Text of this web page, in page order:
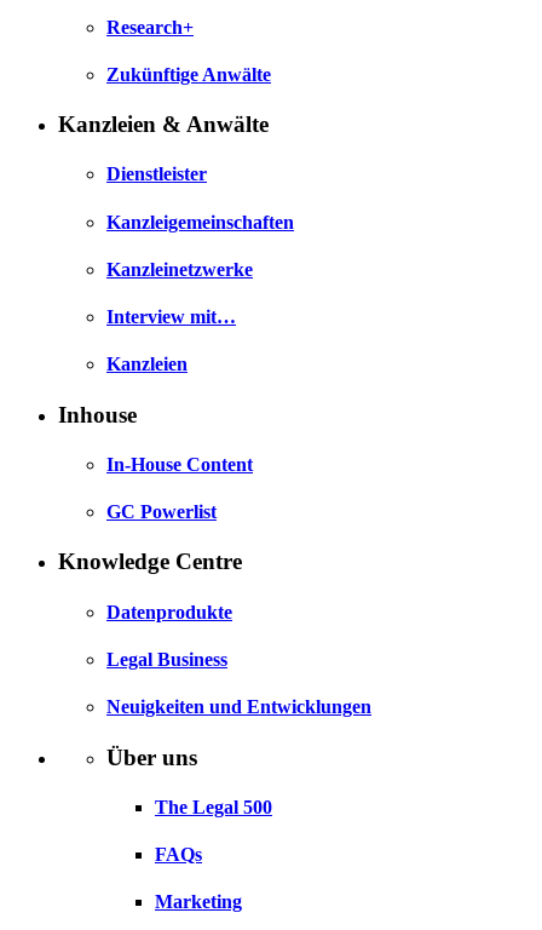
Research+
Zukünftige Anwälte
Kanzleien & Anwälte
Dienstleister
Kanzleigemeinschaften
Kanzleinetzwerke
Interview mit…
Kanzleien
Inhouse
In-House Content
GC Powerlist
Knowledge Centre
Datenprodukte
Legal Business
Neuigkeiten und Entwicklungen
Über uns
The Legal 500
FAQs
Marketing